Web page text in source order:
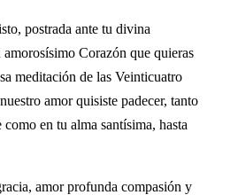
postrada ante tu divina
Corazón que quieras
meditación de las Veinticuatro
amor quisiste padecer, tanto
en tu alma santísima, hasta
amor profunda compasión y